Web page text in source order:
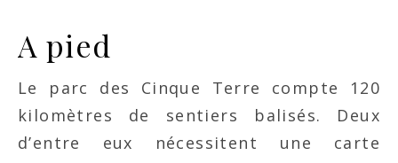
A pied
Le parc des Cinque Terre compte 120
kilomètres de sentiers balisés. Deux
d’entre eux nécessitent une carte